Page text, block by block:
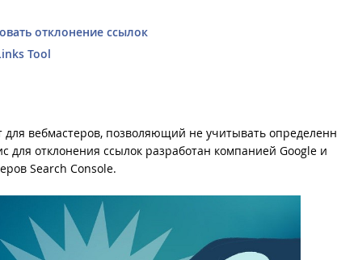
отклонение ссылок
Tool
для вебмастеров, позволяющий не учитывать
для отклонения ссылок разработан компанией Google и
Search Console.